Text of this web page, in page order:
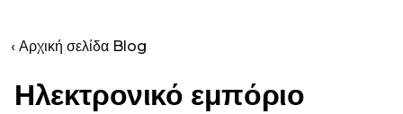
‹ Αρχική σελίδα Blog
Ηλεκτρονικό εμπόριο